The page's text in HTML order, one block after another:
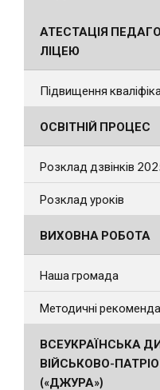
АТЕСТАЦІЯ
ЛІЦЕЮ
Підвищення
ОСВІТНІЙ ПРОЦЕС
Розклад дзвінків
Розклад уроків
ВИХОВНА РОБОТА
Наша громада
Методичні
ВСЕУКРАЇНСЬКА
ВІЙСЬКОВО-
(«ДЖУРА»)